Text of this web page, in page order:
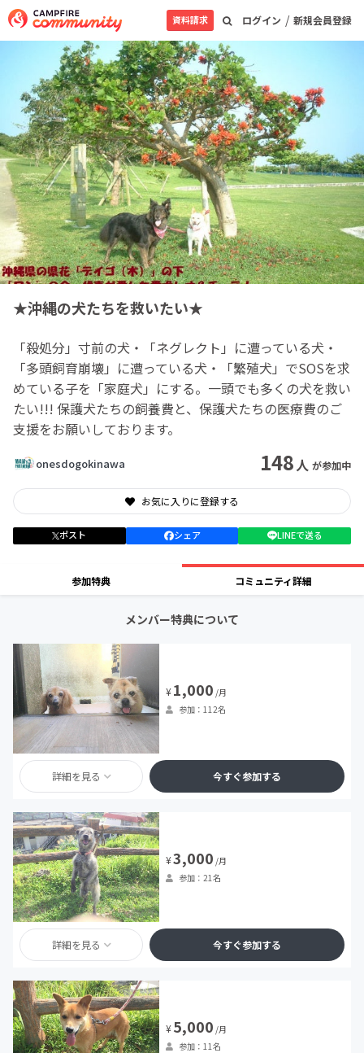
ログイン / 新規会員登録
資料請求
★沖縄の犬たちを救いたい★
「殺処分」寸前の犬・「ネグレクト」に遭っている犬・
「多頭飼育崩壊」に遭っている犬・「繁殖犬」でSOSを求
めている子を「家庭犬」にする。一頭でも多くの犬を救い
たい!!! 保護犬たちの飼養費と、保護犬たちの医療費のご
支援をお願いしております。
onesdogokinawa 148人 が参加中
お気に入りに登録する
ポスト シェア LINEで送る
参加特典 コミュニティ詳細
メンバー特典について
¥1,000 /月
参加：112名
詳細を見る 今すぐ参加する
¥3,000 /月
参加：21名
詳細を見る 今すぐ参加する
¥5,000 /月
参加：11名